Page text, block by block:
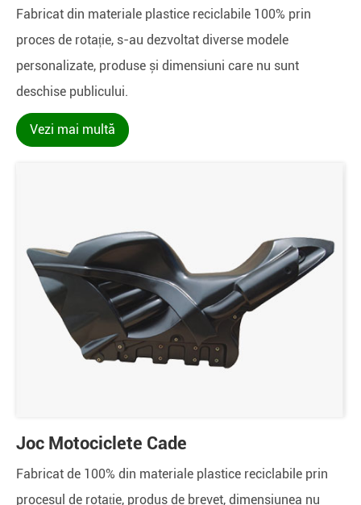
Fabricat din materiale plastice reciclabile 100% prin
proces de rotație, s-au dezvoltat diverse modele
personalizate, produse și dimensiuni care nu sunt
deschise publicului.
Vezi mai multă
Joc Motociclete Cade
Fabricat de 100% din materiale plastice reciclabile prin
procesul de rotație, produs de brevet, dimensiunea nu